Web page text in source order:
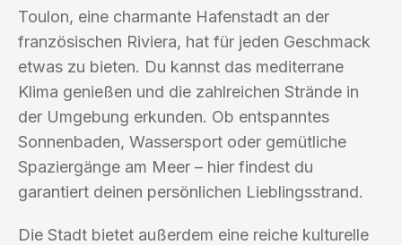
Toulon, eine charmante Hafenstadt an der
französischen Riviera, hat für jeden Geschmack
etwas zu bieten. Du kannst das mediterrane
Klima genießen und die zahlreichen Strände in
der Umgebung erkunden. Ob entspanntes
Sonnenbaden, Wassersport oder gemütliche
Spaziergänge am Meer – hier findest du
garantiert deinen persönlichen Lieblingsstrand.
Die Stadt bietet außerdem eine reiche kulturelle